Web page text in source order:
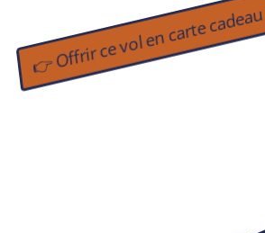
👉 Offrir ce vol en carte cadeau